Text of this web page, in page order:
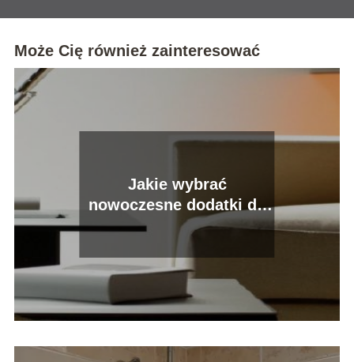
Może Cię również zainteresować
Jakie wybrać
nowoczesne dodatki do
domu?